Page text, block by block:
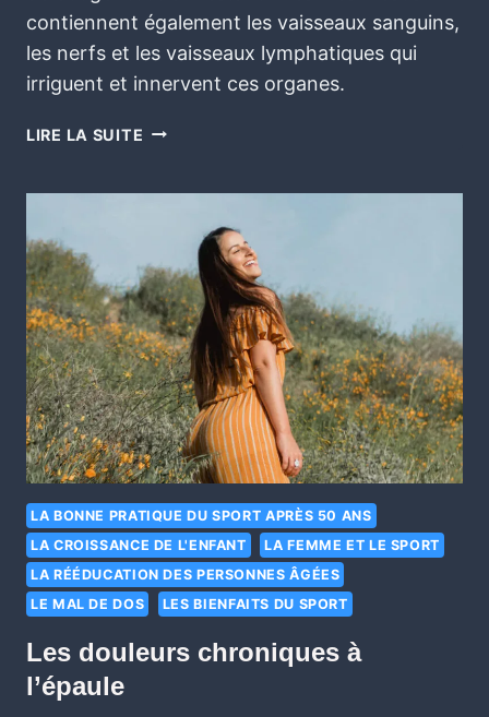
contiennent également les vaisseaux sanguins,
les nerfs et les vaisseaux lymphatiques qui
irriguent et innervent ces organes.
LIRE LA SUITE
LA BONNE PRATIQUE DU SPORT APRÈS 50 ANS
LA CROISSANCE DE L'ENFANT
LA FEMME ET LE SPORT
LA RÉÉDUCATION DES PERSONNES ÂGÉES
LE MAL DE DOS
LES BIENFAITS DU SPORT
Les douleurs chroniques à
l’épaule